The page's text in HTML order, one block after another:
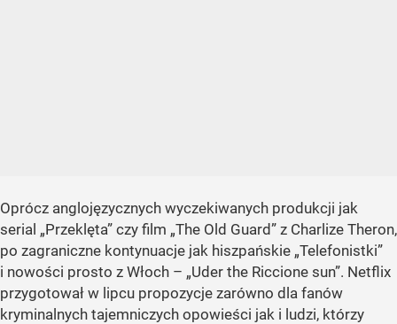
Oprócz anglojęzycznych wyczekiwanych produkcji jak
serial „Przeklęta” czy film „The Old Guard” z Charlize Theron,
po zagraniczne kontynuacje jak hiszpańskie „Telefonistki”
i nowości prosto z Włoch – „Uder the Riccione sun”. Netflix
przygotował w lipcu propozycje zarówno dla fanów
kryminalnych tajemniczych opowieści jak i ludzi, którzy